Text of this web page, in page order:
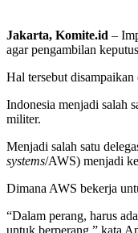
Jakarta, Komite.id –
agar pengambilan
Hal tersebut
Indonesia menjadi salah
militer.
Menjadi salah satu
systems/AWS) menjadi
Dimana AWS bekerja
“Dalam perang, harus
untuk berperang,” kata